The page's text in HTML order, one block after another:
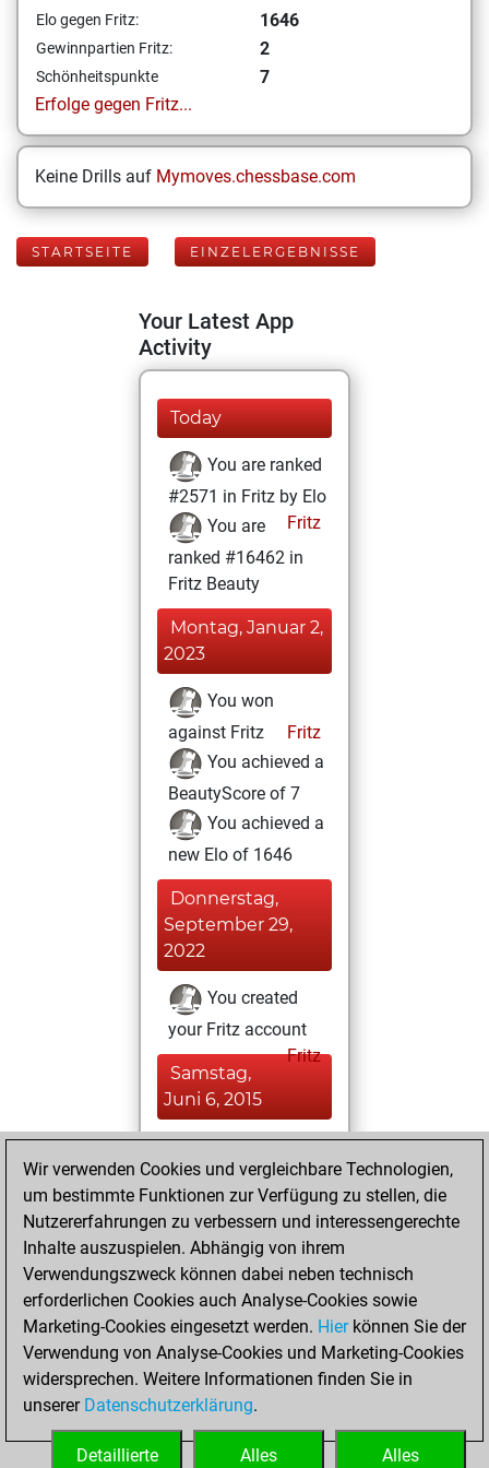
Elo gegen Fritz: 1646
Gewinnpartien Fritz: 2
Schönheitspunkte
7
Erfolge gegen Fritz...
Keine Drills auf Mymoves.chessbase.com
STARTSEITE EINZELERGEBNISSE
Your Latest App
Activity
Today
You are ranked
#2571 in Fritz by Elo
Fritz
You are
ranked #16462 in
Fritz Beauty
Montag, Januar 2,
2023
You won
against Fritz
Fritz
You achieved a
BeautyScore of 7
You achieved a
new Elo of 1646
Donnerstag,
September 29,
2022
You created
your Fritz account
Fritz
Samstag,
Juni 6, 2015
You played 279
blitz games
Play
You scored
+199 =12 -68 in blitz
Dienstag, April 19,
2005
You played 121
bullet games
Play
You scored +92
=7 -22 in bullet
Wir verwenden Cookies und vergleichbare Technologien,
um bestimmte Funktionen zur Verfügung zu stellen, die
Nutzererfahrungen zu verbessern und interessengerechte
Inhalte auszuspielen. Abhängig von ihrem
Verwendungszweck können dabei neben technisch
erforderlichen Cookies auch Analyse-Cookies sowie
Marketing-Cookies eingesetzt werden. Hierkönnen Sie der
Verwendung von Analyse-Cookies und Marketing-Cookies
widersprechen. Weitere Informationen finden Sie in
unserer Datenschutzerklärung.
Alles
Alles
Detaillierte